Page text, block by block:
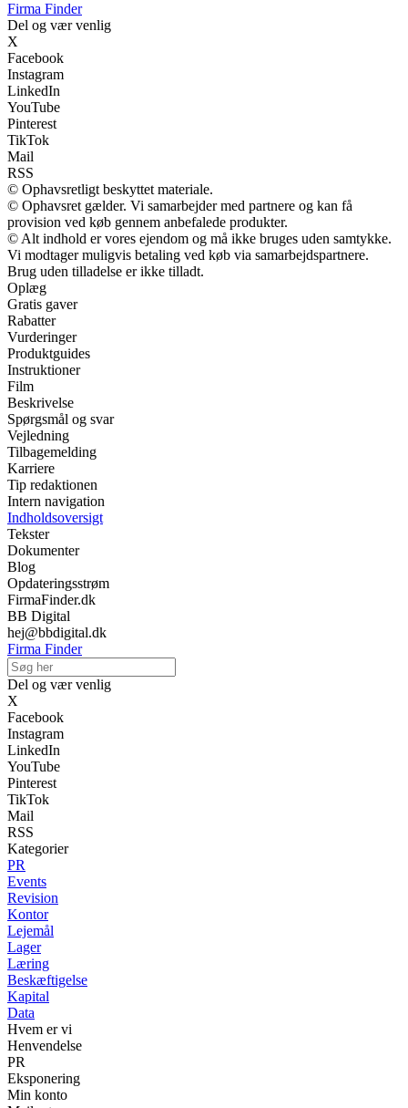
Firma Finder
Del og vær venlig
X
Facebook
Instagram
LinkedIn
YouTube
Pinterest
TikTok
Mail
RSS
© Ophavsretligt beskyttet materiale.
© Ophavsret gælder. Vi samarbejder med partnere og kan få
provision ved køb gennem anbefalede produkter.
© Alt indhold er vores ejendom og må ikke bruges uden samtykke.
Vi modtager muligvis betaling ved køb via samarbejdspartnere.
Brug uden tilladelse er ikke tilladt.
Oplæg
Gratis gaver
Rabatter
Vurderinger
Produktguides
Instruktioner
Film
Beskrivelse
Spørgsmål og svar
Vejledning
Tilbagemelding
Karriere
Tip redaktionen
Intern navigation
Indholdsoversigt
Tekster
Dokumenter
Blog
Opdateringsstrøm
FirmaFinder.dk
BB Digital
hej@bbdigital.dk
Firma Finder
Del og vær venlig
X
Facebook
Instagram
LinkedIn
YouTube
Pinterest
TikTok
Mail
RSS
Kategorier
PR
Events
Revision
Kontor
Lejemål
Lager
Læring
Beskæftigelse
Kapital
Data
Hvem er vi
Henvendelse
PR
Eksponering
Min konto